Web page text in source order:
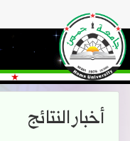
أخبار النتائج